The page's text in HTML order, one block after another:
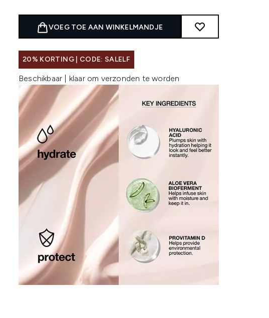
VOEG TOE AAN WINKELMANDJE
20% KORTING | CODE: SALELF
Beschikbaar | klaar om verzonden te worden